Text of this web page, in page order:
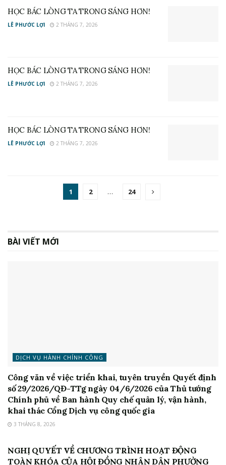
HỌC BÁC LÒNG TA TRONG SÁNG HƠN!
LÊ PHƯỚC LỢI 2 THÁNG 7, 2026
HỌC BÁC LÒNG TA TRONG SÁNG HƠN!
LÊ PHƯỚC LỢI 2 THÁNG 7, 2026
HỌC BÁC LÒNG TA TRONG SÁNG HƠN!
LÊ PHƯỚC LỢI 2 THÁNG 7, 2026
1 2 … 24
BÀI VIẾT MỚI
DỊCH VỤ HÀNH CHÍNH CÔNG
Công văn về việc triển khai, tuyên truyền Quyết định
số 29/2026/QĐ-TTg ngày 04/6/2026 của Thủ tướng
Chính phủ về Ban hành Quy chế quản lý, vận hành,
khai thác Cổng Dịch vụ công quốc gia
3 THÁNG 8, 2026
NGHỊ QUYẾT VỀ CHƯƠNG TRÌNH HOẠT ĐỘNG
TOÀN KHÓA CỦA HỘI ĐỒNG NHÂN DÂN PHƯỜNG